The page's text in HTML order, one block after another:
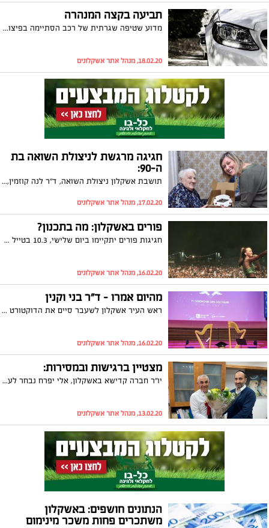
תביעה בקצה המנהרה
מדוע שטיפה שגרתית של רכב הסתיימה בפיצוי של 11,500 ₪ וכיצד קשור לעניין עובד שאינו מבין על מה הוא חותם? בית המשפט לתביעות קטנות באשקלון מספק תשובות
18.02.20, מנהל אתר אשקלונים
חגיגה מרגשת לניצולת השואה בת
ה-90:
תושבת אשקלון ניצולת השואה, ד"ר לנה קוזמין, חגגה 90, ומכיוון שאינה יכולה לצאת מביתה ולחגוג, העובדת הסוציאלית מ'מכבי' ארגנה לה מסיבת יום הולדת בהפתעה. לנה התרגשה מאוד והודתה לצוות בדמעות: "כאן זה הבית שלי"
17.02.20, מנהל אתר אשקלונים
פורים באשקלון: מה בתכנון?
חגיגות פורים יתקיימו ביום שלישי, 10.3 בטייל בר כוכבא. בתכנית: פארק גיבורי על, הופעות של אנה זק, קווין רובין, דוד חיים, רינת גבאי ועוד. כמו כן במקום יוקמו מתחמי פעילות אינטראקטיביים וחווייתיים. הכניסה חופשית
16.02.20, מנהל אתר אשקלונים
מהיום אמרו - ד"ר בני וקנין
ראש העיר אשקלון לשעבר סיים את הדוקטורט שלו בהתמחות: "חזון ומנהיגות של ראש עיר בפיתוח כלכלי אורבני". בשנה הקרובה הוא מתכוון לפרסם ספר בנושא
16.02.20, מנהל אתר אשקלונים
מצטיין ברגישות ובמסירות:
יו"ר חברה קדישא באשקלון, אלי יפרח נבחר לעובד מצטיין ארצי: יפרח קיבל את התעודה מהשר לשירותי דת, יצחק וקנין, כהוקרה על עבודתו המסורה לאורך שנים בתחום רגיש ומורכב במיוחד
13.02.20, מנהל אתר אשקלונים
הנתונים חושפים: באשקלון
משתכרים פחות משכר מינימום